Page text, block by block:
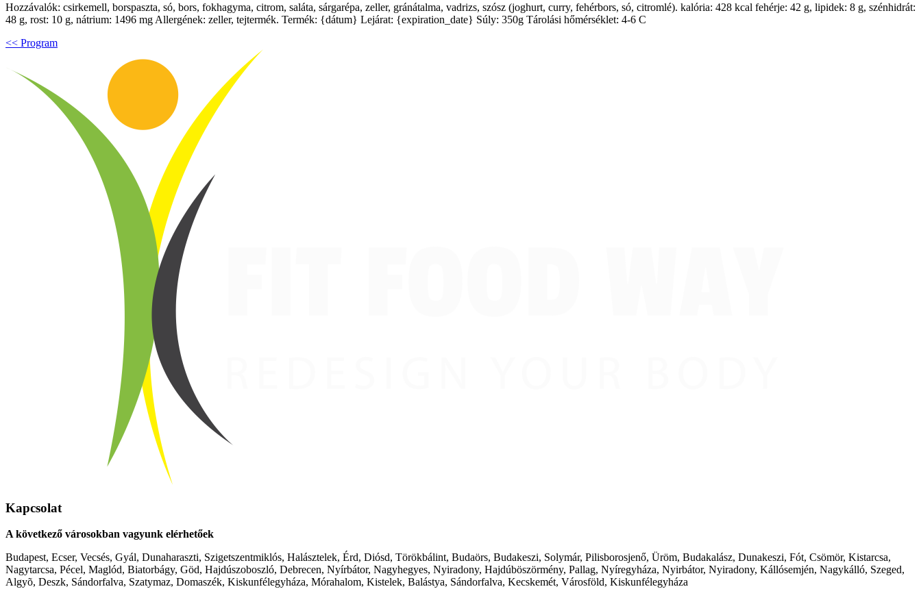
Hozzávalók: csirkemell, borspaszta, só, bors, fokhagyma, citrom, saláta, sárgarépa, zeller, gránátalma, vadrizs, szósz (joghurt, curry, fehérbors, só, citromlé). kalória: 428 kcal fehérje: 42 g, lipidek: 8 g, szénhidrát:
48 g, rost: 10 g, nátrium: 1496 mg Allergének: zeller, tejtermék. Termék: {dátum} Lejárat: {expiration_date} Súly: 350g Tárolási hőmérséklet: 4-6 C
<< Program
Kapcsolat
A következő városokban vagyunk elérhetőek
Budapest, Ecser, Vecsés, Gyál, Dunaharaszti, Szigetszentmiklós, Halásztelek, Érd, Diósd, Törökbálint, Budaörs, Budakeszi, Solymár, Pilisborosjenő, Üröm, Budakalász, Dunakeszi, Fót, Csömör, Kistarcsa,
Nagytarcsa, Pécel, Maglód, Biatorbágy, Göd, Hajdúszoboszló, Debrecen, Nyírbátor, Nagyhegyes, Nyiradony, Hajdúböszörmény, Pallag, Nyíregyháza, Nyirbátor, Nyiradony, Kállósemjén, Nagykálló, Szeged,
Algyõ, Deszk, Sándorfalva, Szatymaz, Domaszék, Kiskunfélegyháza, Mórahalom, Kistelek, Balástya, Sándorfalva, Kecskemét, Városföld, Kiskunfélegyháza